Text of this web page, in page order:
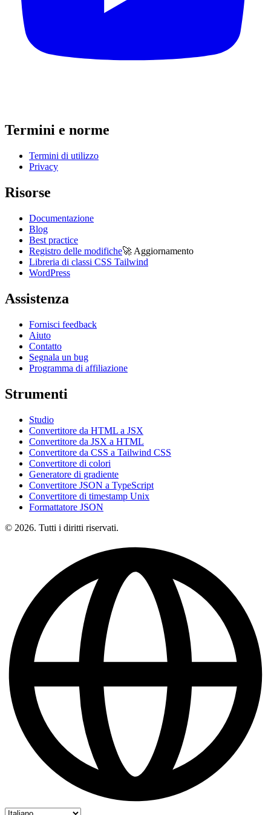
Termini e norme
Termini di utilizzo
Privacy
Risorse
Documentazione
Blog
Best practice
Registro delle modifiche🚀 Aggiornamento
Libreria di classi CSS Tailwind
WordPress
Assistenza
Fornisci feedback
Aiuto
Contatto
Segnala un bug
Programma di affiliazione
Strumenti
Studio
Convertitore da HTML a JSX
Convertitore da JSX a HTML
Convertitore da CSS a Tailwind CSS
Convertitore di colori
Generatore di gradiente
Convertitore JSON a TypeScript
Convertitore di timestamp Unix
Formattatore JSON
© 2026. Tutti i diritti riservati.